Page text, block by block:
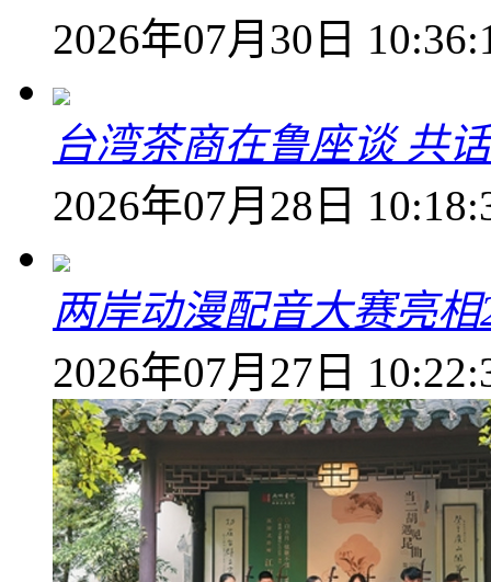
2026年07月30日
台湾茶商在鲁座谈 共
2026年07月28日
两岸动漫配音大赛亮
2026年07月27日